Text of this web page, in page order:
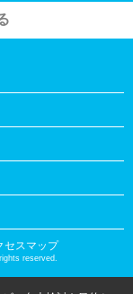
セスマップ
reserved.